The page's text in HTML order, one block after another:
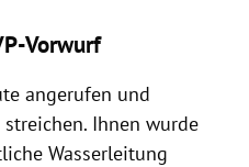
Vorwurf
angerufen und
Ihnen wurde
Wasserleitung